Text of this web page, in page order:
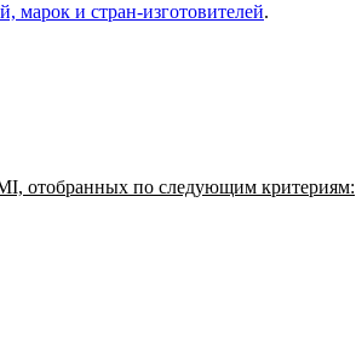
марок и стран-изготовителей.
отобранных по следующим критериям: